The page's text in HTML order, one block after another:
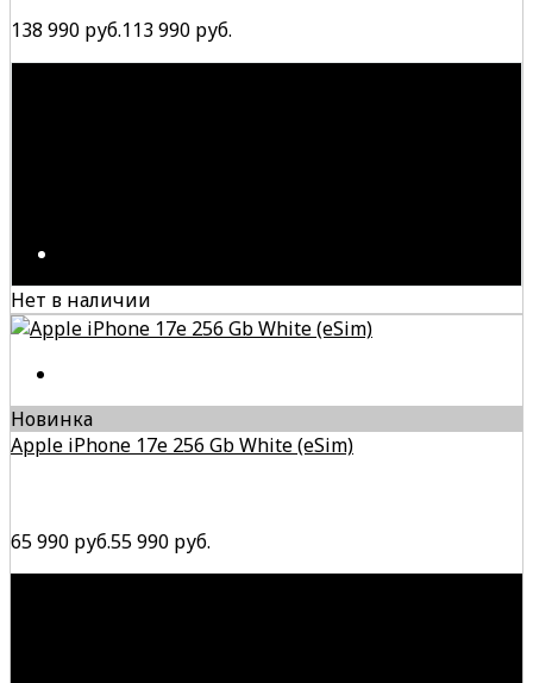
138 990 руб.113 990 руб.
Нет в наличии
Новинка
Apple iPhone 17e 256 Gb White (eSim)
65 990 руб.55 990 руб.